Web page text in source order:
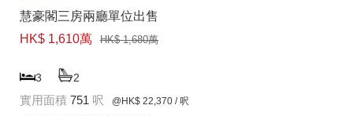
慧豪閣三房兩廳單位出售
HK$ 1,610萬
HK$ 1,680萬
3 2
實用面積 751 呎 @HK$ 22,370 / 呎